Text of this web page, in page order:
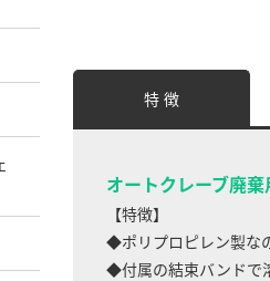
特 徴
オートクレーブ廃
【特徴】
◆ポリプロピレン製な
◆付属の結束バンドで